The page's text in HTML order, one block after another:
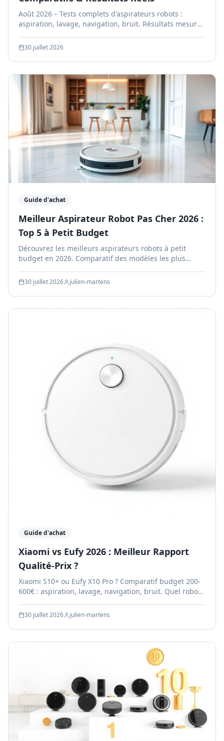
Août 2026 – Tests complets d'aspirateurs robots :
aspiration, lavage, navigation, bruit. Résultats mesurés
fiables et indépendants.
30 juillet 2026
Guide d'achat
Meilleur Aspirateur Robot Pas Cher 2026 :
Top 5 à Petit Budget
Découvrez les meilleurs aspirateurs robots à petit
budget en 2026. Comparatif des modèles les plus
30 juillet 2026 julien-martens
Guide d'achat
Xiaomi vs Eufy 2026 : Meilleur Rapport
Qualité-Prix ?
Xiaomi S10+ ou Eufy X10 Pro ? Comparatif budget 200-
600€ : aspiration, lavage, navigation, bruit. Quel robot
30 juillet 2026 julien-martens